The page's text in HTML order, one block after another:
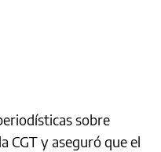
sobre
CGT y aseguró que el